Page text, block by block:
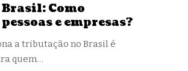
Como
e empresas?
a tributação no Brasil é
quem…